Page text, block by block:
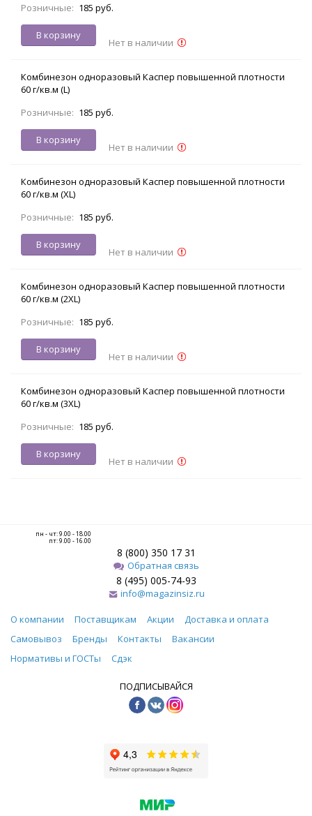
Розничные: 185 руб.
В корзину
Нет в наличии
Комбинезон одноразовый Каспер повышенной плотности
60 г/кв.м (L)
Розничные: 185 руб.
В корзину
Нет в наличии
Комбинезон одноразовый Каспер повышенной плотности
60 г/кв.м (XL)
Розничные: 185 руб.
В корзину
Нет в наличии
Комбинезон одноразовый Каспер повышенной плотности
60 г/кв.м (2XL)
Розничные: 185 руб.
В корзину
Нет в наличии
Комбинезон одноразовый Каспер повышенной плотности
60 г/кв.м (3XL)
Розничные: 185 руб.
В корзину
Нет в наличии
пн - чт: 9.00 - 18.00
пт: 9.00 - 16.00
8 (800) 350 17 31
Обратная связь
8 (495) 005-74-93
info@magazinsiz.ru
О компании Поставщикам Акции
Доставка и оплата
Самовывоз
Бренды Контакты
Вакансии
Нормативы и ГОСТы
Сдэк
ПОДПИСЫВАЙСЯ